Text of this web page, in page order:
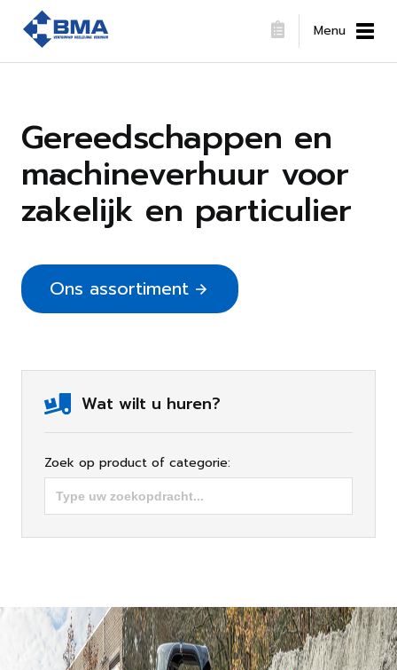
Menu
Gereedschappen en
machineverhuur voor
zakelijk en particulier
Ons assortiment
Wat wilt u huren?
Zoek op product of categorie: